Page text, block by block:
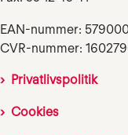
EAN-nummer:
CVR-nummer:
Privatlivspolitik
Cookies